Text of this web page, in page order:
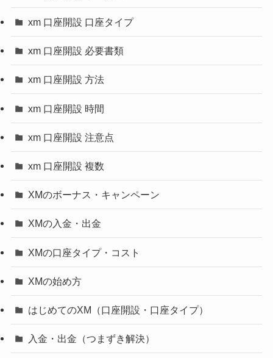
xm 口座開設 口座タイプ
xm 口座開設 必要書類
xm 口座開設 方法
xm 口座開設 時間
xm 口座開設 注意点
xm 口座開設 複数
XMのボーナス・キャンペーン
XMの入金・出金
XMの口座タイプ・コスト
XMの始め方
はじめてのXM（口座開設・口座タイプ）
入金・出金（つまずき解決）